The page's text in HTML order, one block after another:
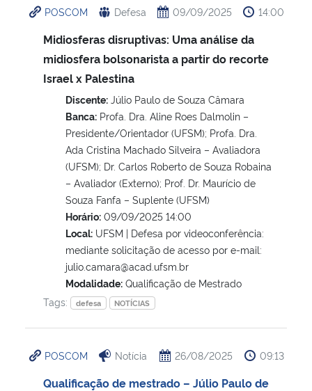
Ministério da Cidadania
Ministério de Minas e Energia
Ministério da Ciência, Tecnologia, Inovações e Comunicações
Ministério do Turismo
Ministério do Desenvolvimento Regional
Controladoria-Geral da União
Ministério da Mulher, da Família e dos Direitos Humanos
Secretaria de Governo
POSCOM Defesa 09/09/2025 14:00
Midiosferas disruptivas: Uma análise da
midiosfera bolsonarista a partir do recorte
Israel x Palestina
Discente: Júlio Paulo de Souza Câmara
Banca: Profa. Dra. Aline Roes Dalmolin –
Presidente/Orientador (UFSM); Profa. Dra.
Ada Cristina Machado Silveira – Avaliadora
(UFSM); Dr. Carlos Roberto de Souza Robaina
– Avaliador (Externo); Prof. Dr. Maurício de
Souza Fanfa – Suplente (UFSM)
Horário: 09/09/2025 14:00
Local: UFSM | Defesa por videoconferência:
mediante solicitação de acesso por e-mail:
julio.camara@acad.ufsm.br
Modalidade: Qualificação de Mestrado
Tags:
defesa NOTÍCIAS
POSCOM Notícia 26/08/2025 09:13
Qualificação de mestrado – Júlio Paulo de